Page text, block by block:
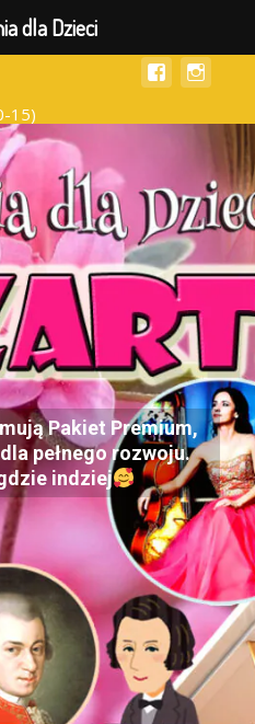
15)
Pakiet Premium,
pełnego rozwoju.
indziej
dla Dzieci